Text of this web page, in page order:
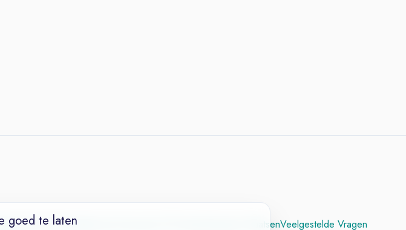
Over OnsMaak een Succesvol CV Vacature PlaatsenVeelgestelde Vragen
goed te laten